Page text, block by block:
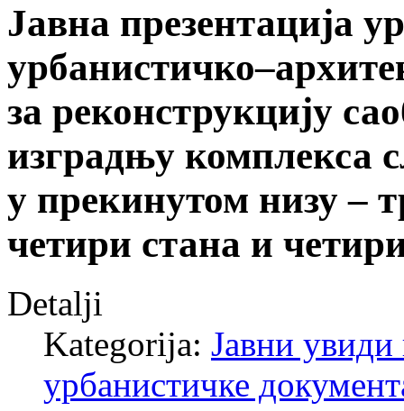
Јавна презентација
за реконструкцију
изградњу комплекса
у прекинутом низу –
четири стана и
Detalji
Kategorija: Јавни увиди
урбанистичке